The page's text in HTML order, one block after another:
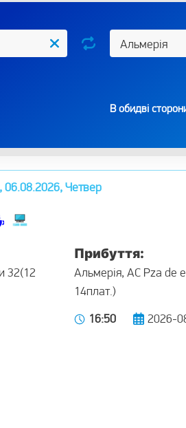
В обидві
06.08.2026, Четвер
32(12
Прибуття:
Альмерія, АС Pza de
14плат.)
16:50 2026-